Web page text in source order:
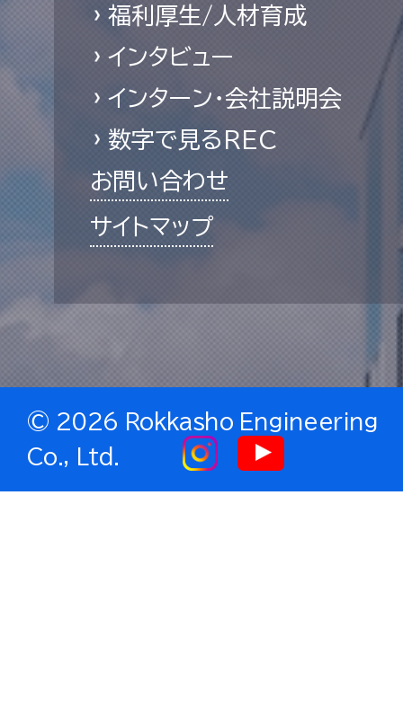
福利厚生/人材育成
インタビュー
インターン・会社説明会
数字で見るREC
お問い合わせ
サイトマップ
© 2026 Rokkasho Engineering
Co., Ltd.